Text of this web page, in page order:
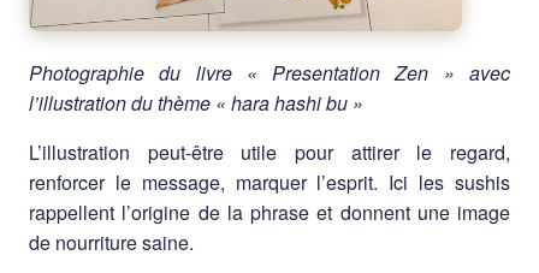
Photographie du livre « Presentation Zen » avec
l’illustration du thème « hara hashi bu »
L’illustration peut-être utile pour attirer le regard,
renforcer le message, marquer l’esprit. Ici les sushis
rappellent l’origine de la phrase et donnent une image
de nourriture saine.